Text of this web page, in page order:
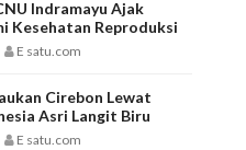
Indramayu Ajak
Kesehatan Reproduksi
E satu.com
Cirebon Lewat
Asri Langit Biru
E satu.com